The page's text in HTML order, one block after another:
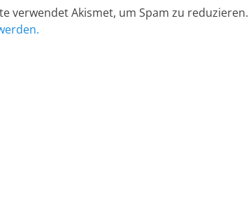
verwendet Akismet, um Spam zu reduzieren.